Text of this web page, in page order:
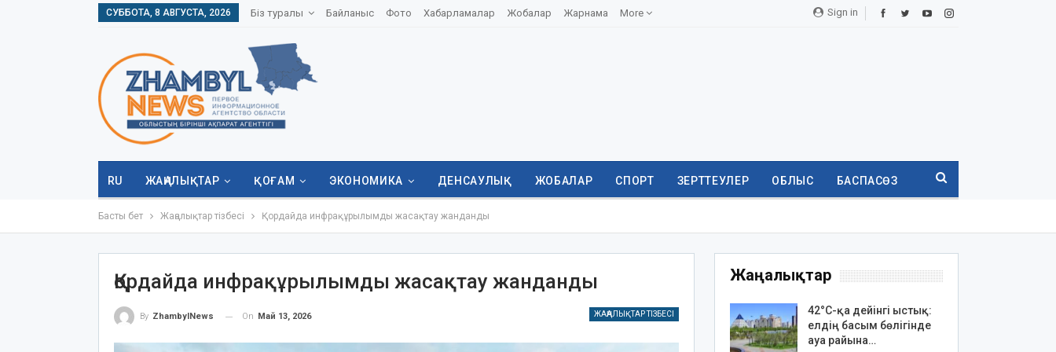
Sign in
СУББОТА, 8 АВГУСТА, 2026 Біз туралы Байланыс Фото Хабарламалар Жобалар Жарнама More
RU ЖАҢАЛЫҚТАР ҚОҒАМ ЭКОНОМИКА ДЕНСАУЛЫҚ ЖОБАЛАР СПОРТ ЗЕРТТЕУЛЕР ОБЛЫС БАСПАСӨЗ
Басты бет Жаңалықтар тізбесі Қордайда инфрақұрылымды жасақтау жанданды
Қордайда инфрақұрылымды жасақтау жанданды
ЖАҢАЛЫҚТАР ТІЗБЕСІ
By ZhambylNews On Май 13, 2026
Жаңалықтар
42°C-қа дейінгі ыстық:
елдің басым бөлігінде
ауа райына…